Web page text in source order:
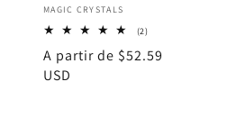
Proveedor:
MAGIC CRYSTALS
(2)2
totales
Precio
habitual
A partir de $52.59
USD